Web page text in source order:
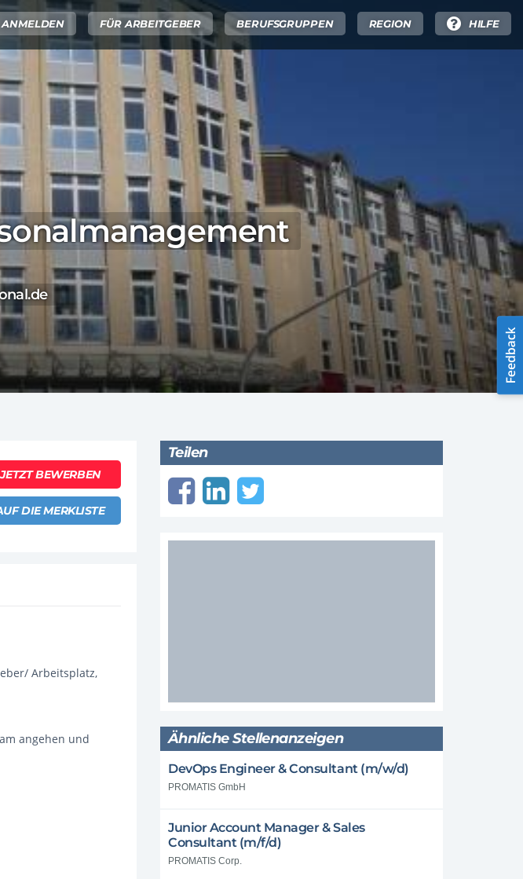
ANMELDEN FÜR ARBEITGEBER BERUFSGRUPPEN REGION HILFE
JETZT BEWERBEN
DIE MERKLISTE
Arbeitsplatz,
angehen und
Teilen
Ähnliche Stellenanzeigen
DevOps Engineer & Consultant (m/w/d)
PROMATIS GmbH
Junior Account Manager & Sales
Consultant (m/f/d)
PROMATIS Corp.